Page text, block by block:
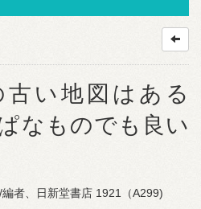
い地図はある
なものでも良い
者、日新堂書店 1921（A299)